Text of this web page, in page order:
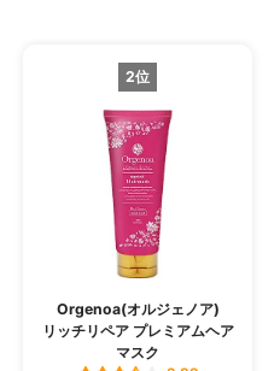
2位
Orgenoa(オルジェノア)
リッチリペア プレミアムヘア
マスク